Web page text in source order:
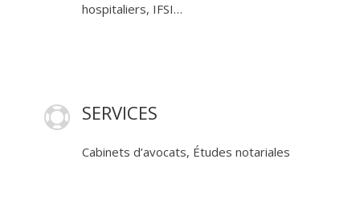
hospitaliers, IFSI…
 SERVICES
Cabinets d’avocats, Études notariales